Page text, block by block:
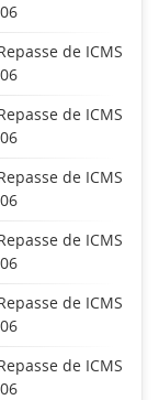
de ICMS
de ICMS
de ICMS
de ICMS
de ICMS
de ICMS